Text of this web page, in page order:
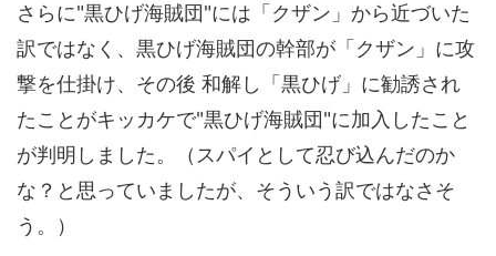
さらに"黒ひげ海賊団"には「クザン」から近づいた
訳ではなく、黒ひげ海賊団の幹部が「クザン」に攻
撃を仕掛け、その後 和解し「黒ひげ」に勧誘され
たことがキッカケで"黒ひげ海賊団"に加入したこと
が判明しました。（スパイとして忍び込んだのか
な？と思っていましたが、そういう訳ではなさそ
う。）